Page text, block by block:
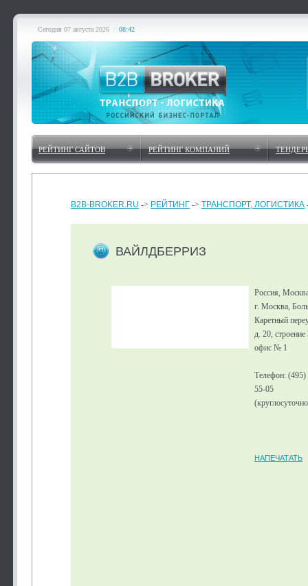
Сегодня 07 августа 2026 08:42
РЕЙТИНГ САЙТОВ РЕЙТИНГ КОМПАНИЙ
B2B-BROKER.RU -> РЕЙТИНГ -> ТРАНСПОРТ, ЛОГИСТИКА
ВАЙЛДБЕРРИЗ
Россия,
г. Москва,
Каретный
д. 20, строение
офис № 1
Телефон: (495)
55-05
НАПЕЧАТАТЬ